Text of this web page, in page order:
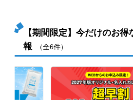
【期間限定】今だけのお
報
（全6件）